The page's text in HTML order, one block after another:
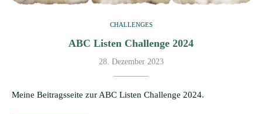
CHALLENGES
ABC Listen Challenge 2024
28. Dezember 2023
Meine Beitragsseite zur ABC Listen Challenge 2024.